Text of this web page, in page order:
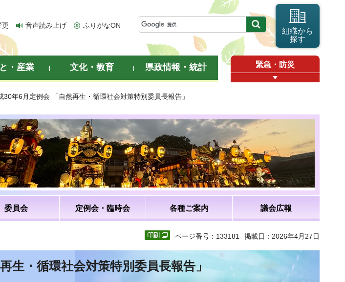
更 音声読み上げ ふりがなON
組織から
探す
・産業 文化・教育 県政情報・統計 緊急・防災
30年6月定例会 「自然再生・循環社会対策特別委員長報告」
委員会 定例会・臨時会 各種ご案内 議会広報
ページ番号：133181 掲載日：2026年4月27日
生・循環社会対策特別委員長報告」